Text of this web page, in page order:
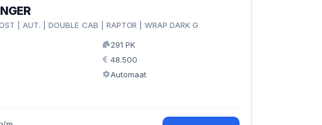
| AUT. | DOUBLE CAB | RAPTOR | WRAP DARK G
291 PK
48.500
Automaat